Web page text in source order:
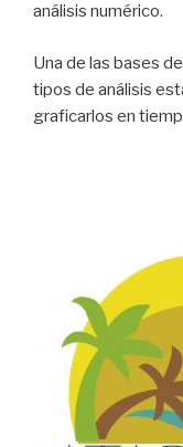
análisis numérico.
Una de las bases
tipos de análisis
graficarlos en